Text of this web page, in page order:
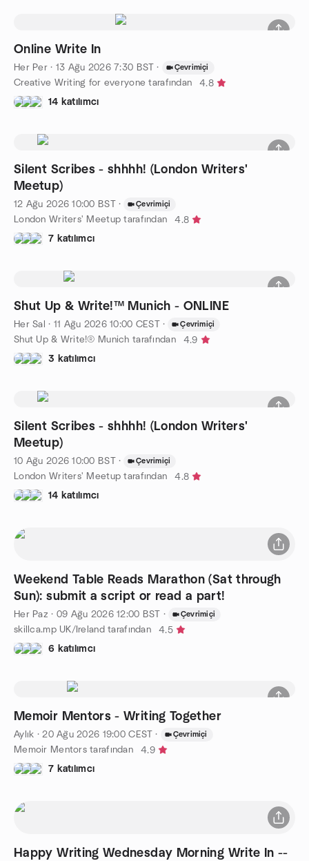
Online Write In
Her Per· 13 Ağu 2026 7:30 BST · Çevrimiçi
Creative Writing for everyone tarafından
4.8
14 katılımcı
Silent Scribes - shhhh! (London Writers'
Meetup)
12 Ağu 2026 10:00 BST · Çevrimiçi
London Writers' Meetup tarafından
4.8
7 katılımcı
Shut Up & Write!™ Munich - ONLINE
Her Sal · 11 Ağu 2026 10:00 CEST · Çevrimiçi
Shut Up & Write!® Munich tarafından
4.9
3 katılımcı
Silent Scribes - shhhh! (London Writers'
Meetup)
10 Ağu 2026 10:00 BST · Çevrimiçi
London Writers' Meetup tarafından
4.8
14 katılımcı
Weekend Table Reads Marathon (Sat through
Sun): submit a script or read a part!
Her Paz · 09 Ağu 2026 12:00 BST · Çevrimiçi
skillca.mp UK/Ireland tarafından
4.5
6 katılımcı
Memoir Mentors - Writing Together
Aylık · 20 Ağu 2026 19:00 CEST · Çevrimiçi
Memoir Mentors tarafından
4.9
7 katılımcı
Happy Writing Wednesday Morning Write In --